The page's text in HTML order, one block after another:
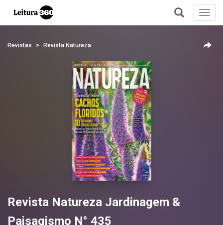
+
Revistas Revista Natureza
Revista Natureza Jardinagem &
Paisagismo N° 435